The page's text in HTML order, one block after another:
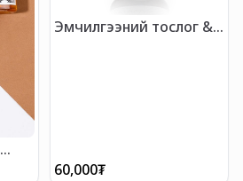
Эмчилгээний тослог &
60,000₮